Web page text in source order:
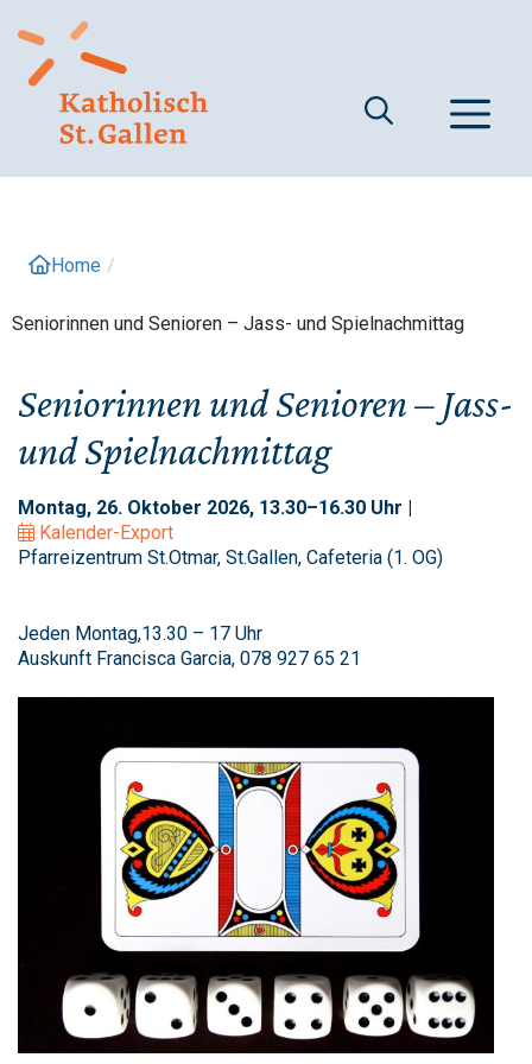
zum
Inhalt
Home /
Seniorinnen und Senioren – Jass- und Spielnachmittag
Seniorinnen und Senioren – Jass-
und Spielnachmittag
Montag, 26. Oktober 2026, 13.30–16.30 Uhr |
Kalender-Export
Pfarreizentrum St.Otmar, St.Gallen, Cafeteria (1. OG)
Jeden Montag,13.30 – 17 Uhr
Auskunft Francisca Garcia, 078 927 65 21